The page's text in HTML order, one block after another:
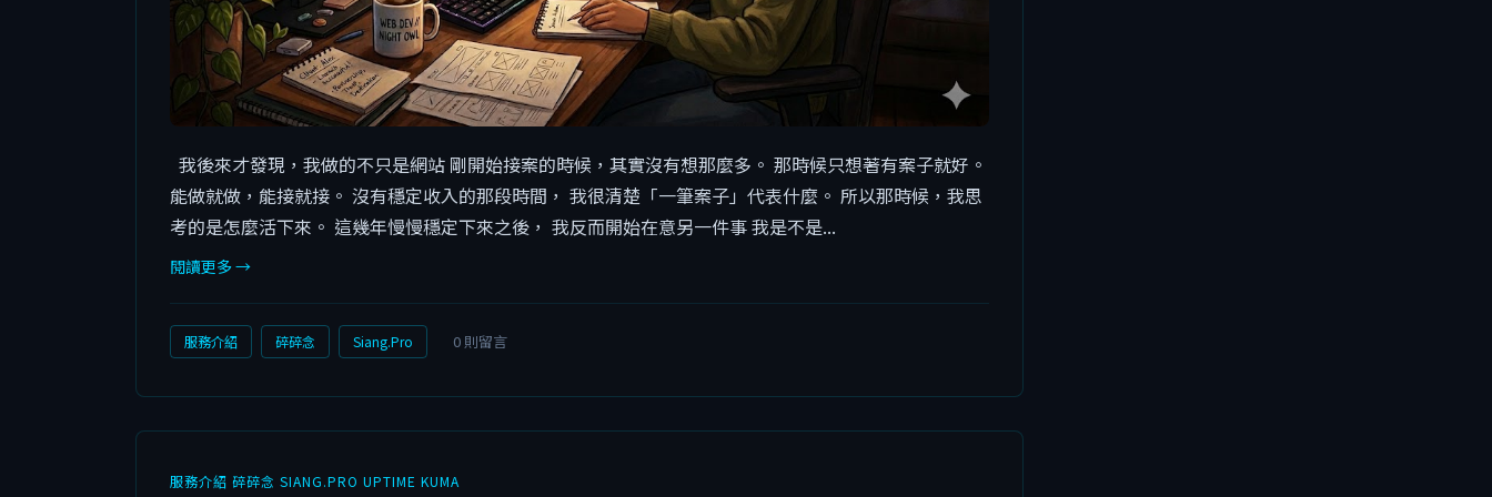
我後來才發現，我做的不只是網站 剛開始接案的時候，其實沒有想那麼多。 那時候只想著有案子就好。
能做就做，能接就接。 沒有穩定收入的那段時間， 我很清楚「一筆案子」代表什麼。 所以那時候，我思
考的是怎麼活下來。 這幾年慢慢穩定下來之後， 我反而開始在意另一件事 我是不是...
閱讀更多 →
服務介紹 碎碎念 Siang.Pro 0 則留言
服務介紹 碎碎念 SIANG.PRO UPTIME KUMA